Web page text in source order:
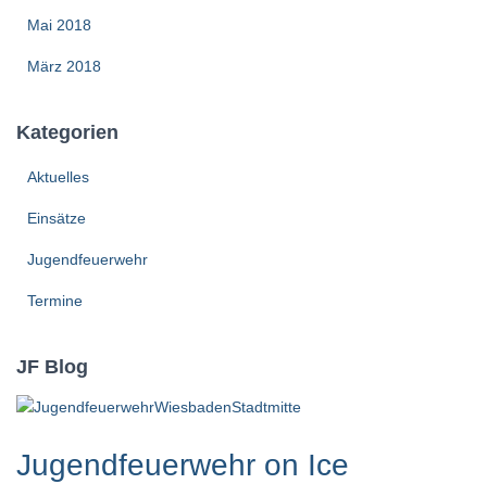
Mai 2018
März 2018
Kategorien
Aktuelles
Einsätze
Jugendfeuerwehr
Termine
JF Blog
Jugendfeuerwehr on Ice